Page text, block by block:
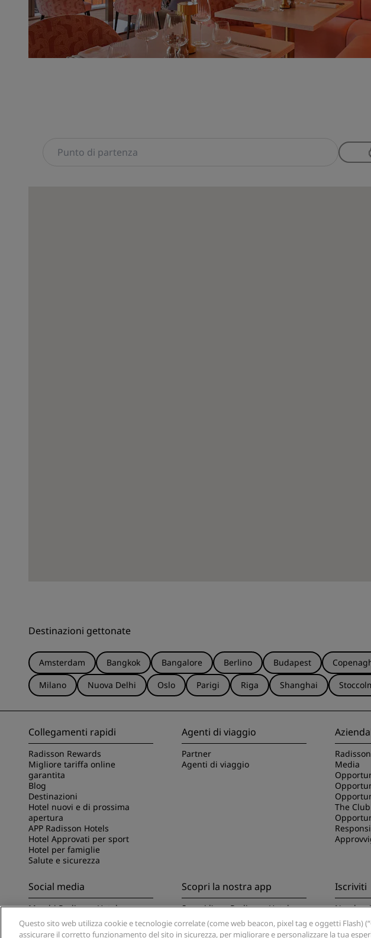
Destinazioni gettonate
Amsterdam Bangkok Bangalore Berlino Budapest
Milano
Nuova Delhi Oslo Parigi Riga Shanghai
Collegamenti rapidi
Radisson Rewards
Migliore tariffa online
garantita
Blog
Destinazioni
Hotel nuovi e di prossima
apertura
APP Radisson Hotels
Hotel Approvati per sport
Hotel per famiglie
Salute e sicurezza
Agenti di viaggio
Partner
Agenti di viaggio
Media
The
Social media
Marchi Radisson Hotels
Scopri la nostra app
Scopri l'app Radisson Hotels
Iscriviti
Non
offerte
Questo sito web utilizza cookie e tecnologie correlate (come web beacon, pixel tag e oggetti Flash)
assicurare il corretto funzionamento del sito in sicurezza, per migliorare e personalizzare la tua